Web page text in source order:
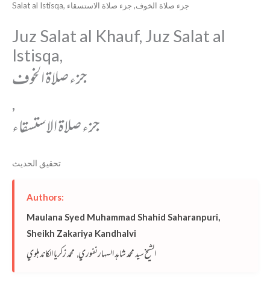
Salat al Istisqa, جزء صلاة الخوف, جزء صلاة الاستسقاء
Juz Salat al Khauf, Juz Salat al
Istisqa,
جزء صلاة الخوف
,
جزء صلاة الاستسقاء
تحقيق الحديث
Authors:
Maulana Syed Muhammad Shahid Saharanpuri,
Sheikh Zakariya Kandhalvi
الشيخ سيد محمد شاهد السهارنفوري, محمد زكريا الكاندهلوي